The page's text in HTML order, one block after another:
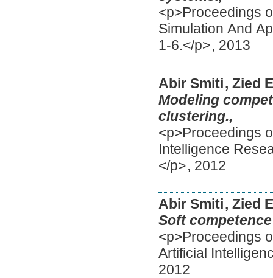
<p>Proceedings
Simulation And
1-6.</p>, 2013
Abir Smiti, Zied
Modeling
clustering.,
<p>Proceedings
Intelligence
</p>, 2012
Abir Smiti, Zied
Soft
<p>Proceedings
Artificial
2012